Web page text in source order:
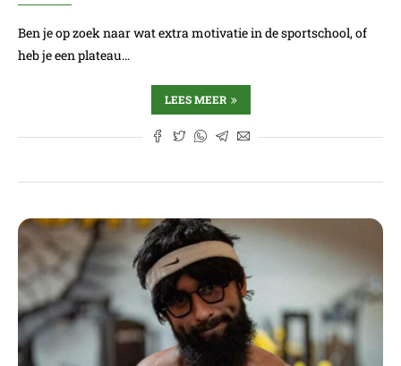
Ben je op zoek naar wat extra motivatie in de sportschool, of
heb je een plateau…
LEES MEER